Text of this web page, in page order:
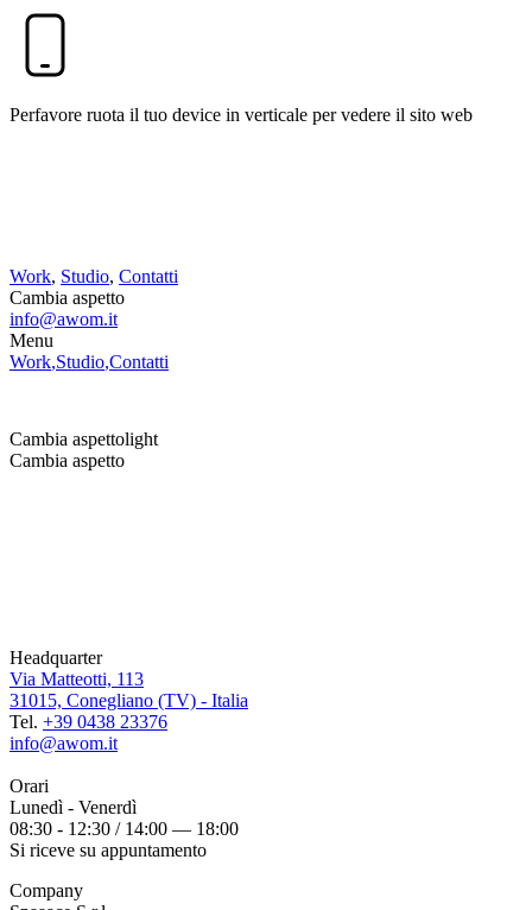
Perfavore ruota il tuo device in verticale per vedere il sito web
Work, Studio, Contatti
Cambia aspetto
info@awom.it
Menu
Work,Studio,Contatti
Cambia aspettolight
Cambia aspetto
Headquarter
Via Matteotti, 113
31015, Conegliano (TV) - Italia
Tel. +39 0438 23376
info@awom.it
Orari
Lunedì - Venerdì
08:30 - 12:30 / 14:00 — 18:00
Si riceve su appuntamento
Company